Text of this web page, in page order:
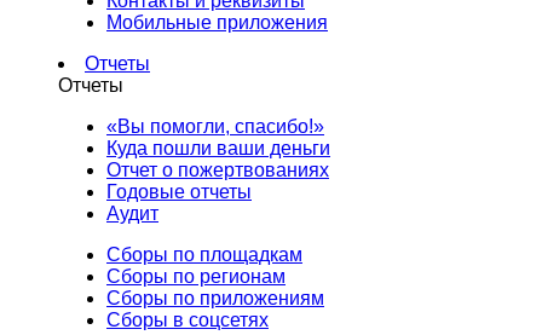
Мобильные приложения
Отчеты
Отчеты
«Вы помогли, спасибо!»
Куда пошли ваши деньги
Отчет о пожертвованиях
Годовые отчеты
Аудит
Сборы по площадкам
Сборы по регионам
Сборы по приложениям
Сборы в соцсетях